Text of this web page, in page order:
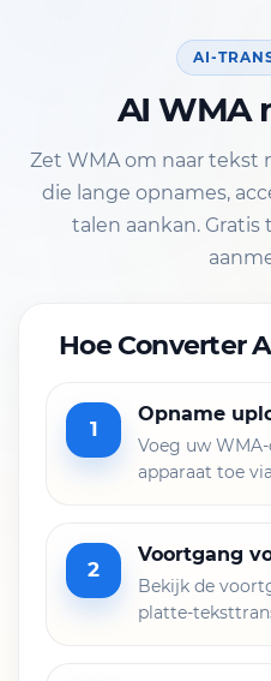
AI-
AI WMA
Zet WMA om naar tekst
die lange opnames,
talen aankan.
Hoe Converter
1
Opname
Voeg uw
apparaat toe
2
Voortgang
Bekijk de
platte-